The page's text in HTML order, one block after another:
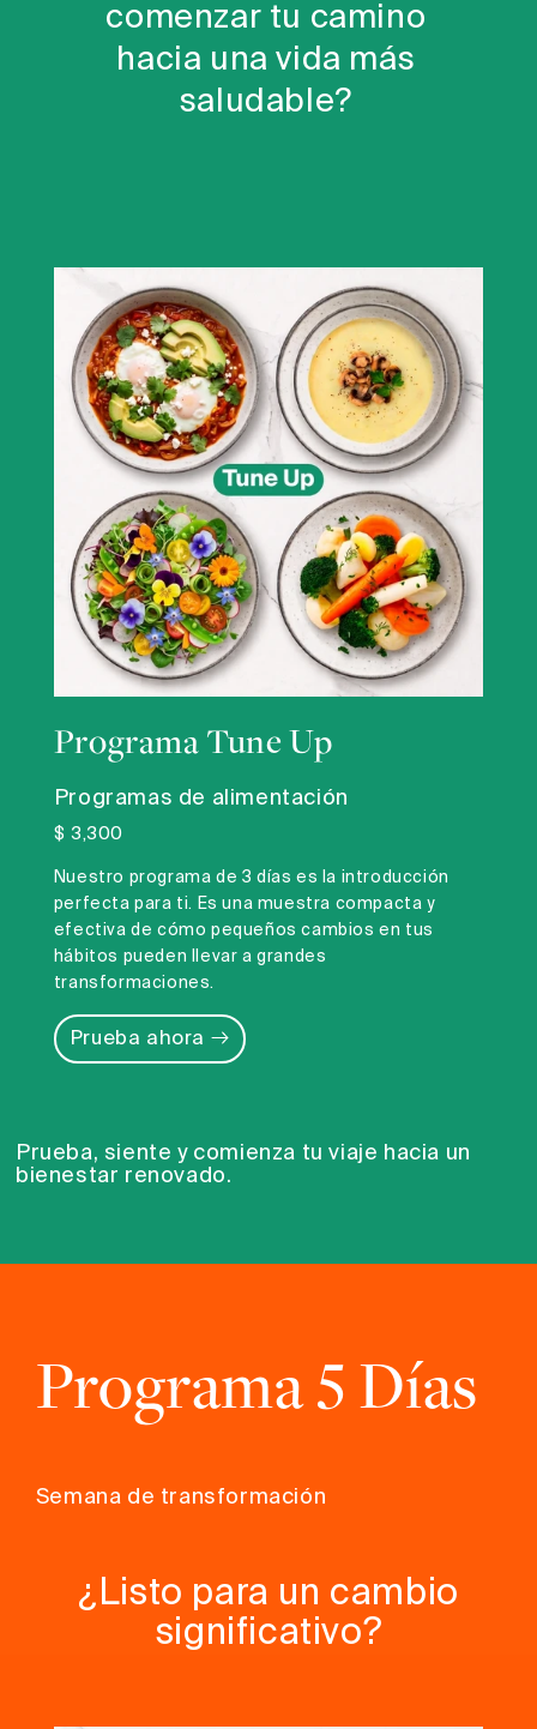
comenzar tu camino
hacia una vida más
saludable?
Programa Tune Up
Programas de alimentación
$ 3,300
Nuestro programa de 3 días es la introducción
perfecta para ti. Es una muestra compacta y
efectiva de cómo pequeños cambios en tus
hábitos pueden llevar a grandes
transformaciones.
Prueba ahora
Prueba, siente y comienza tu viaje hacia un
bienestar renovado.
Programa 5 Días
Semana de transformación
¿Listo para un cambio
significativo?